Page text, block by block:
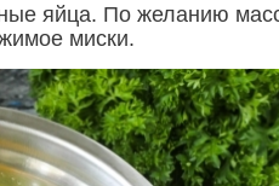
яйца. По желанию
миски.